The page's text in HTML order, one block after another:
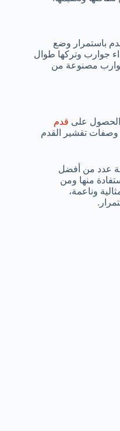
باستمرار وضع
جوارب وتركها طوال
مصنوعة من
على قدم
وصفات تقشير القدم
عدد من أفضل
منها ومن
وناعمة،